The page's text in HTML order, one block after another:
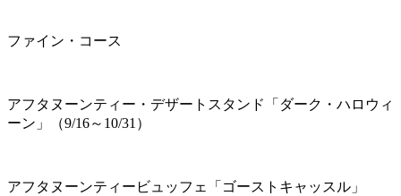
ファイン・コース
アフタヌーンティー・デザートスタンド「ダーク・ハロウィ
ーン」（9/16～10/31）
アフタヌーンティービュッフェ「ゴーストキャッスル」